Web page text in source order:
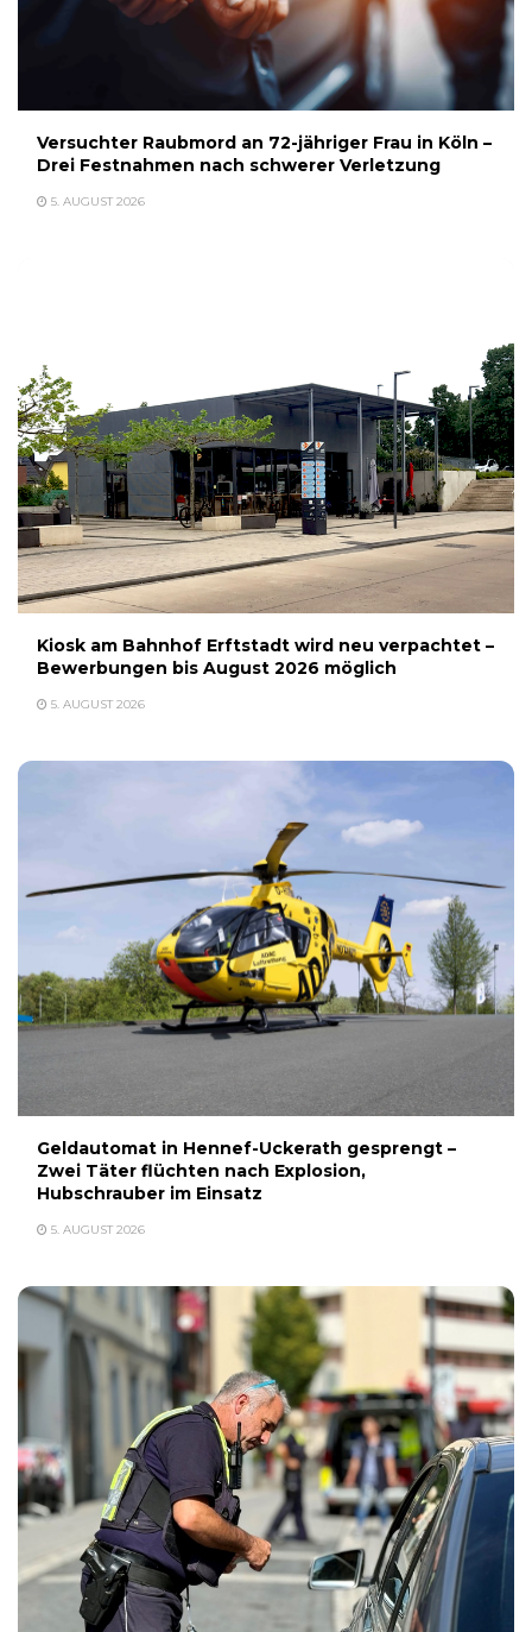
Versuchter Raubmord an 72-jähriger Frau in Köln –
Drei Festnahmen nach schwerer Verletzung
5. AUGUST 2026
Kiosk am Bahnhof Erftstadt wird neu verpachtet –
Bewerbungen bis August 2026 möglich
5. AUGUST 2026
Geldautomat in Hennef-Uckerath gesprengt –
Zwei Täter flüchten nach Explosion,
Hubschrauber im Einsatz
5. AUGUST 2026